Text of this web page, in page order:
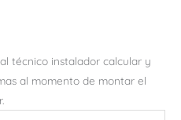
técnico instalador calcular y
al momento de montar el